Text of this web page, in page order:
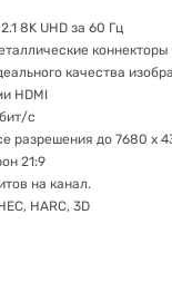
8K UHD за 60 Гц
качества
HDMI
с
разрешения до 7680 x
21:9
на канал.
HARC, 3D